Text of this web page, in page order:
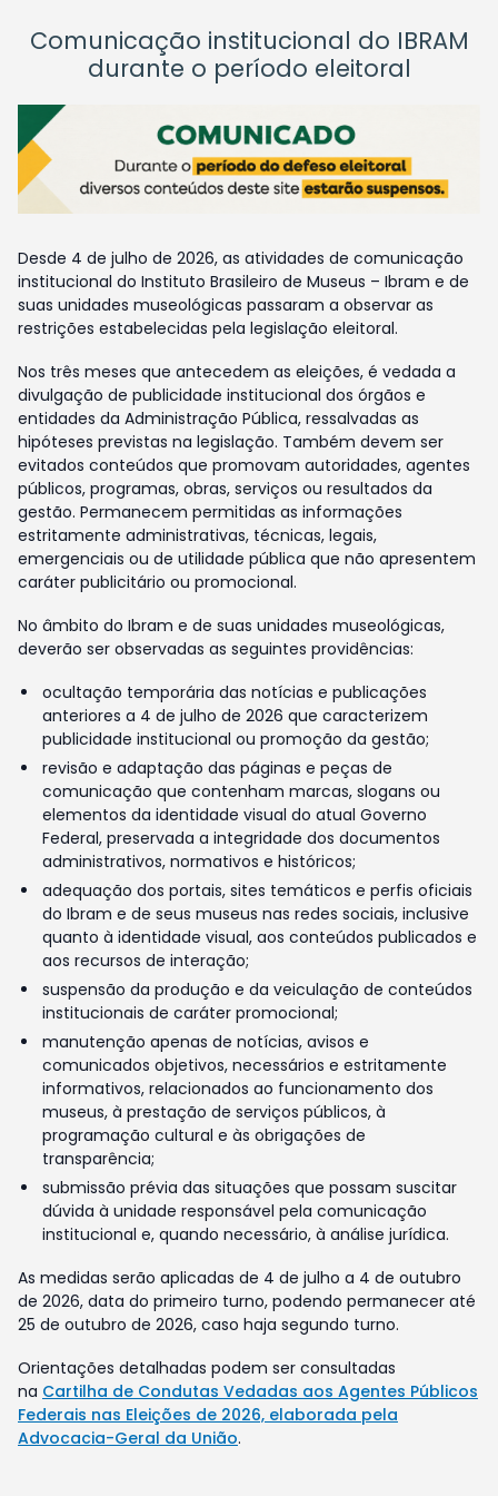
Comunicação institucional do IBRAM
durante o período eleitoral
Desde 4 de julho de 2026, as atividades de comunicação
institucional do Instituto Brasileiro de Museus – Ibram e de
suas unidades museológicas passaram a observar as
restrições estabelecidas pela legislação eleitoral.
Nos três meses que antecedem as eleições, é vedada a
divulgação de publicidade institucional dos órgãos e
entidades da Administração Pública, ressalvadas as
hipóteses previstas na legislação. Também devem ser
evitados conteúdos que promovam autoridades, agentes
públicos, programas, obras, serviços ou resultados da
gestão. Permanecem permitidas as informações
estritamente administrativas, técnicas, legais,
emergenciais ou de utilidade pública que não apresentem
caráter publicitário ou promocional.
No âmbito do Ibram e de suas unidades museológicas,
deverão ser observadas as seguintes providências:
ocultação temporária das notícias e publicações
anteriores a 4 de julho de 2026 que caracterizem
publicidade institucional ou promoção da gestão;
revisão e adaptação das páginas e peças de
comunicação que contenham marcas, slogans ou
elementos da identidade visual do atual Governo
Federal, preservada a integridade dos documentos
administrativos, normativos e históricos;
adequação dos portais, sites temáticos e perfis oficiais
do Ibram e de seus museus nas redes sociais, inclusive
quanto à identidade visual, aos conteúdos publicados e
aos recursos de interação;
suspensão da produção e da veiculação de conteúdos
institucionais de caráter promocional;
manutenção apenas de notícias, avisos e
comunicados objetivos, necessários e estritamente
informativos, relacionados ao funcionamento dos
museus, à prestação de serviços públicos, à
programação cultural e às obrigações de
transparência;
submissão prévia das situações que possam suscitar
dúvida à unidade responsável pela comunicação
institucional e, quando necessário, à análise jurídica.
As medidas serão aplicadas de 4 de julho a 4 de outubro
de 2026, data do primeiro turno, podendo permanecer até
25 de outubro de 2026, caso haja segundo turno.
Orientações detalhadas podem ser consultadas
na Cartilha de Condutas Vedadas aos Agentes Públicos
Federais nas Eleições de 2026, elaborada pela
Advocacia-Geral da União.